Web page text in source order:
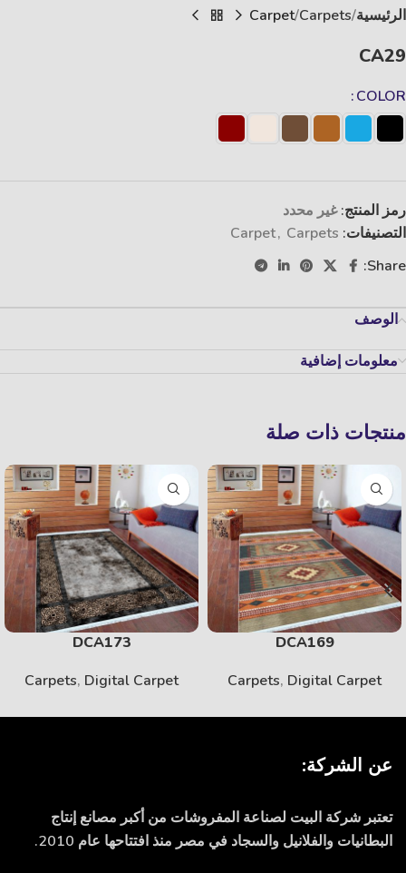
الرئيسية Carpets
Carpet
CA29
COLOR
رمز المنتج:غير محدد
التصنيفات:
Carpet, Carpets
Share:
الوصف
معلومات إضافية
منتجات ذات صلة
DCA169
Carpets, Digital Carpet
DCA173
Carpets, Digital Carpet
عن الشركة:
تعتبر شركة البيت لصناعة المفروشات من أكبر مصانع إنتاج
البطانيات والفلانيل والسجاد في مصر منذ افتتاحها عام 2010.